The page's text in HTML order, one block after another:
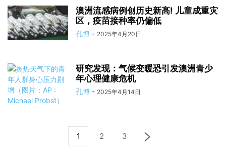
澳洲流感病例创历史新高! 儿童成重灾
区，疫苗接种率仍偏低
孔博 - 2025年4月20日
研究发现：气候变暖恐引发澳洲青少
年心理健康危机
孔博 - 2025年4月14日
1 2 3